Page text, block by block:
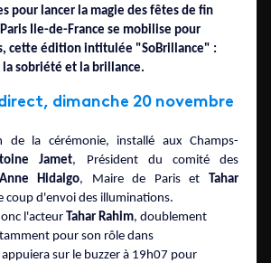
pour lancer la magie des fêtes de fin
Paris Ile-de-France se mobilise pour
cette édition intitulée "SoBrillance" :
sobriété et la brillance.
dimanche 20 novembre
de la cérémonie, installé aux Champs-
Jamet, Président du comité des
Hidalgo, Maire de Paris et Tahar
coup d'envoi des illuminations.
l'acteur Tahar Rahim, doublement
pour son rôle dans
sur le buzzer à 19h07 pour